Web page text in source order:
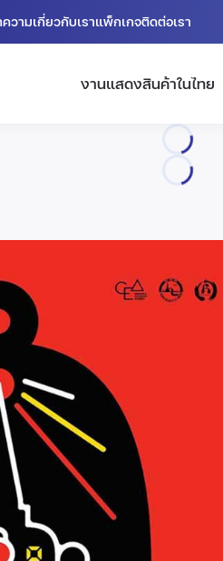
วามเกี่ยวกับเราแพ็กเกจติดต่อเรา
งานแสดงสินค้าในไทย